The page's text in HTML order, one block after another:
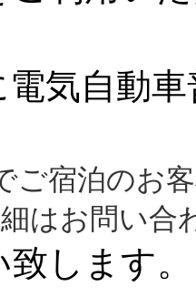
気自動
ご宿泊のお
はお問い合
します。